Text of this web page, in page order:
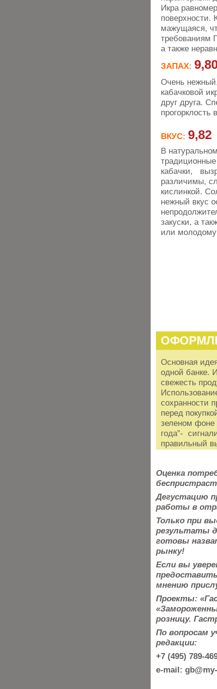
Икра
поверхности.
мажущаяся,
требованиям
а также
ЗАПАХ:
Очень
кабачковой
друг друга.
прогорклость
ВКУС: 9,82
В
кабачки,
различимы,
кислинкой.
нежный вкус
закуски, а
или
Основная
одной банке.
свежесть
сохранности
перед
зеленом фоне
года”-
правильный
Оценка
Дегустацию
работы в
Только при
результаты
готовы
рынку!
Если вы
мнению
Проекты:
розницу.
По вопросам
редакции:
+7 (495) 789-
e-mail: